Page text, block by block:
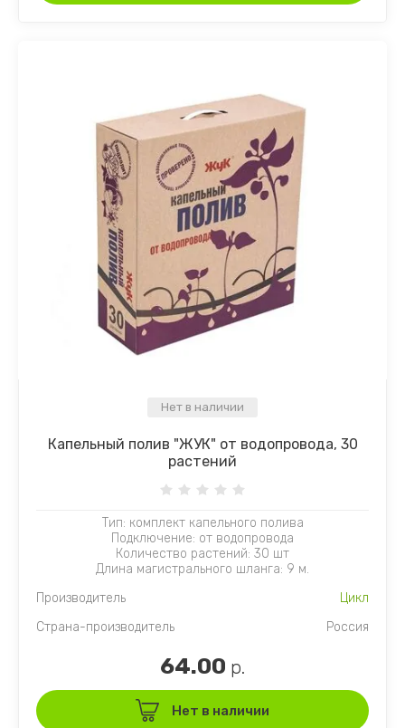
Нет в наличии
Капельный полив "ЖУК" от водопровода, 30
растений
Тип: комплект капельного полива
Подключение: от водопровода
Количество растений: 30 шт
Длина магистрального шланга: 9 м.
Производитель
Цикл
Страна-производитель
Россия
64.00 р.
Нет в наличии